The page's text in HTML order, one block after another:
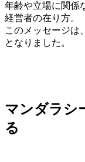
年齢や立場に関係
経営者の在り方。
このメッセージは
となりました。
マンダラシ
る